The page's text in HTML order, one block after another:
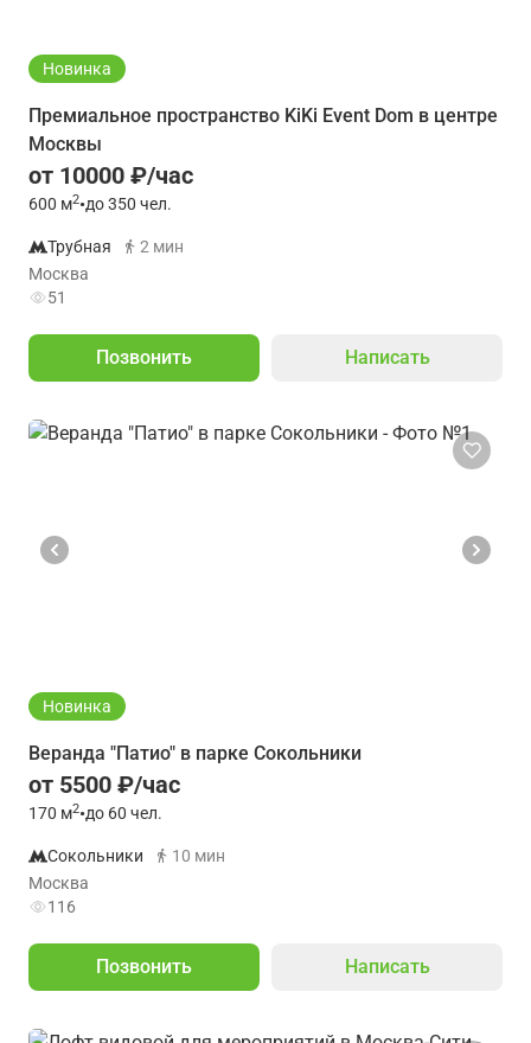
Новинка
Премиальное пространство KiKi Event Dom в центре
Москвы
от 10000 ₽/час
600 м2•до 350 чел.
Трубная
2 мин
Москва
51
Позвонить Написать
Новинка
Веранда "Патио" в парке Сокольники
от 5500 ₽/час
170 м2•до 60 чел.
Сокольники
10 мин
Москва
116
Позвонить Написать